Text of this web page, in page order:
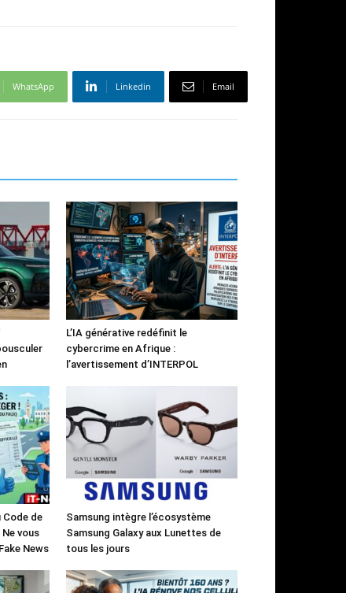
WhatsApp Linkedin Email
L’IA générative redéfinit le
cybercrime en Afrique :
l’avertissement d’INTERPOL
de
vous
News
Samsung intègre l’écosystème
Samsung Galaxy aux Lunettes de
tous les jours